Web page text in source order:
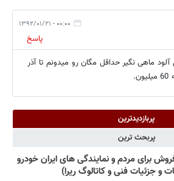
۰۰:۰۰ - ۱۳۹۲/۰۱/۲۱
پاسخ
ماهی نگیر حداقل مگان رو میدونم تا آذر
پربازدیدترین
پربحث ترین
برای مردم و نمایندگی های ایران خودرو
جزئیات فنی و کاتالوگ ریرا)